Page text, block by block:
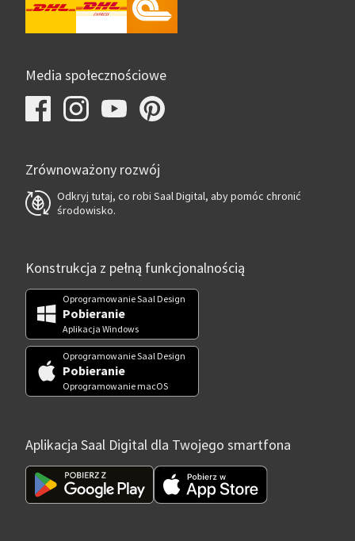
Media społecznościowe
Zrównoważony rozwój
Odkryj tutaj, co robi Saal Digital, aby pomóc chronić
środowisko.
Konstrukcja z pełną funkcjonalnością
Oprogramowanie Saal Design
Pobieranie
Aplikacja Windows
Oprogramowanie Saal Design
Pobieranie
Oprogramowanie macOS
Aplikacja Saal Digital dla Twojego smartfona